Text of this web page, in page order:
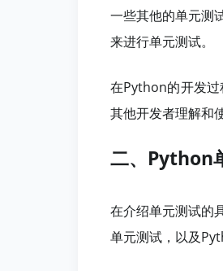
一些其他的单元测
来进行单元测试。
在Python的开发过
其他开发者理解和
二、Python
在介绍单元测试的
单元测试，以及